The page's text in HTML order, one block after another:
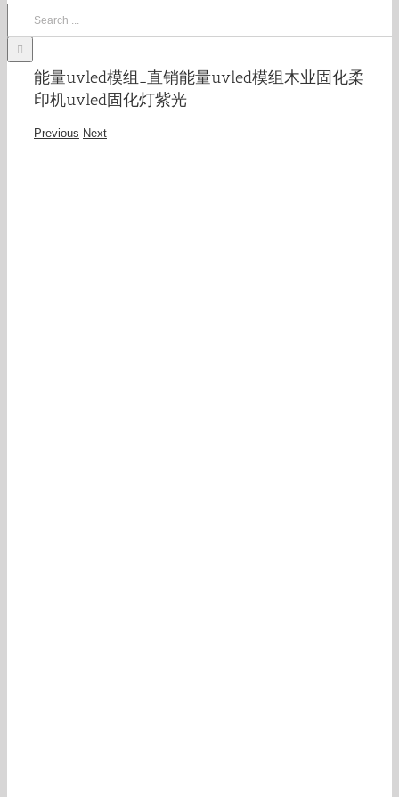
能量uvled模组_直销能量uvled模组木业固化柔
印机uvled固化灯紫光
Previous Next